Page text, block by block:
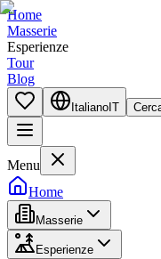
Home
Masserie
Esperienze
Tour
Blog
Italiano IT
Menu
Home
Masserie
Esperienze